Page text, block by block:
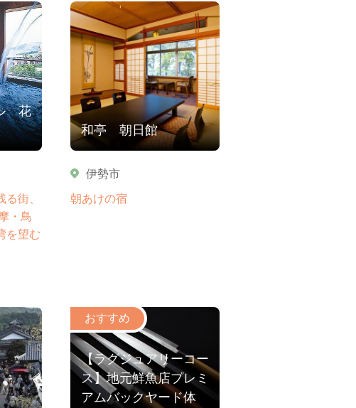
花
街、
・鳥
を望む
和亭 朝日館
伊勢市
朝あけの宿
【ラグジュアリーコー
ス】地元鮮魚店プレミ
アムバックヤード体